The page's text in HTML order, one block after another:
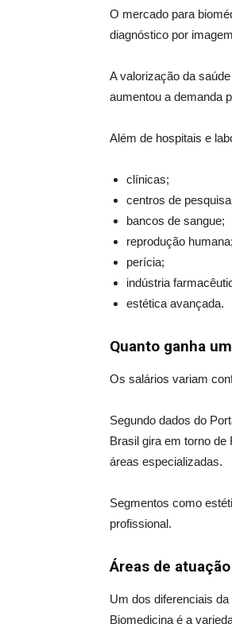
O mercado para
diagnóstico por
A valorização da
aumentou a demanda
Além de hospitais e
clínicas;
centros de
bancos de sangue;
reprodução humana;
perícia;
indústria
estética avançada.
Quanto ganha
Os salários variam
Segundo dados do
Brasil gira em torno
áreas especializadas.
Segmentos como
profissional.
Áreas de
Um dos diferenciais da
Biomedicina é a